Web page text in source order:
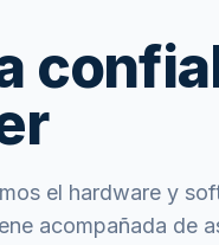
el hardware y
acompañada de